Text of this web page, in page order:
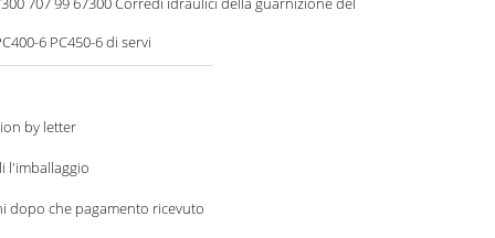
6 PC450-6 di servi
by letter
l'imballaggio
dopo che pagamento ricevuto